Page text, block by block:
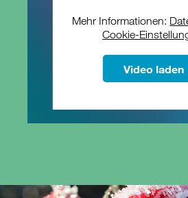
Mehr Informationen:
Cookie-
Video laden